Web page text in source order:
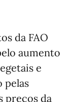
da FAO
aumento
e
pelas
preços da